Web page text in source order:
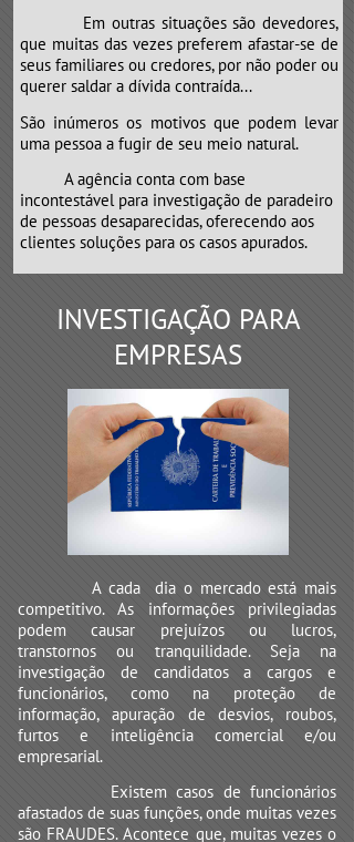
Em outras situações são devedores,
que muitas das vezes preferem afastar-se de
seus familiares ou credores, por não poder ou
querer saldar a dívida contraída...
São inúmeros os motivos que podem levar
uma pessoa a fugir de seu meio natural.
​​​​​​​A agência conta com base
incontestável para investigação de paradeiro
de pessoas desaparecidas, oferecendo aos
clientes soluções para os casos apurados.
INVESTIGAÇÃO PARA
EMPRESAS
A cada dia o mercado está mais
competitivo. As informações privilegiadas
podem causar prejuízos ou lucros,
transtornos ou tranquilidade. Seja na
investigação de candidatos a cargos e
funcionários, como na proteção de
informação, apuração de desvios, roubos,
furtos e inteligência comercial e/ou
empresarial.
Existem casos de funcionários
afastados de suas funções, onde muitas vezes
são FRAUDES. Acontece que, muitas vezes o